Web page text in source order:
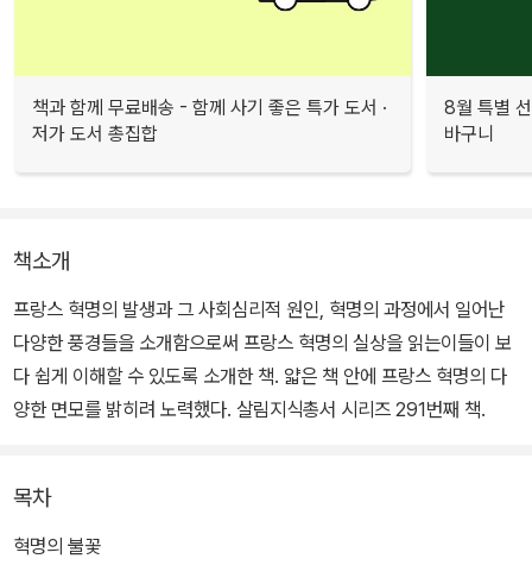
책과 함께 무료배송 - 함께 사기 좋은 특가 도서 ·
저가 도서 총집합
8월 특별
바구니
책소개
프랑스 혁명의 발생과 그 사회심리적 원인, 혁명의 과정에서 일어난
다양한 풍경들을 소개함으로써 프랑스 혁명의 실상을 읽는이들이 보
다 쉽게 이해할 수 있도록 소개한 책. 얇은 책 안에 프랑스 혁명의 다
양한 면모를 밝히려 노력했다. 살림지식총서 시리즈 291번째 책.
목차
혁명의 불꽃